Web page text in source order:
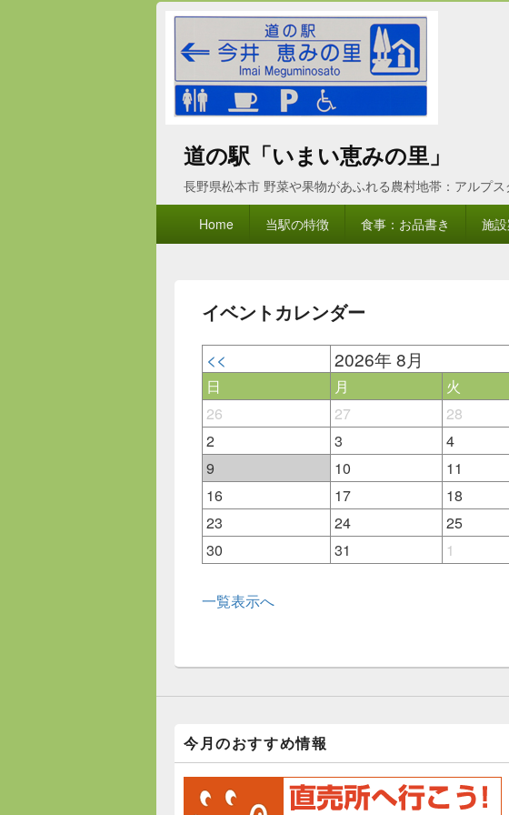
道の駅「いまい恵みの里」
長野県松本市 野菜や果物があふれる農村地帯：アルプ
Home 当駅の特徴 食事：お品書き 施
イベントカレンダー
<< 2026年 8月
日 月 火
26
27 28
2
3 4
9
10 11
16
17 18
23
24 25
30
31 1
一覧表示へ
今月のおすすめ情報